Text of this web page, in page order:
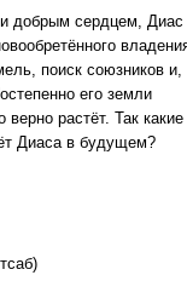
добрым сердцем, Диас
поиск союзников и,
его земли
растёт. Так какие
Диаса в будущем?